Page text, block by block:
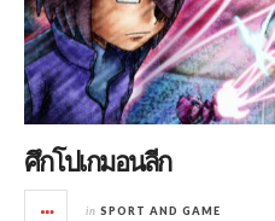
ศึกโปเกมอนลีก
in SPORT AND GAME